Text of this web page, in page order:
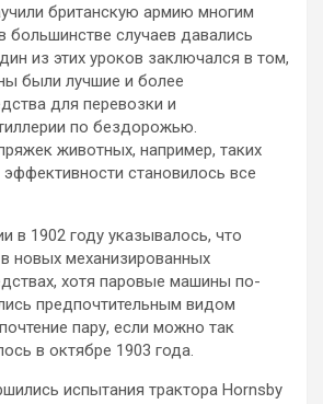
британскую армию многим
большинстве случаев давались
из этих уроков заключался в том,
были лучшие и более
для перевозки и
по бездорожью.
животных, например, таких
становилось все
в 1902 году указывалось, что
новых механизированных
хотя паровые машины по-
предпочтительным видом
пару, если можно так
в октябре 1903 года.
испытания трактора Hornsby